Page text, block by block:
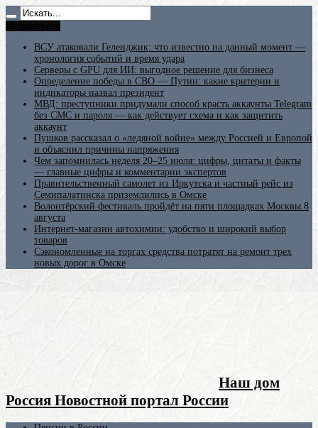
ВСУ атаковали Геленджик: что известно на данный момент —
хронология событий и время удара
Серверы с GPU для ИИ: выгодное решение для бизнеса
Определение победы в СВО — Путин: какие критерии и
индикаторы назвал президент
МВД: преступники придумали способ красть аккаунты Telegram
без СМС и пароля — как действует схема и как защитить
аккаунт
Пушков рассказал о «ледяной войне» между Россией и Европой
и объяснил причины напряжения
Чем запомнилась неделя 20–25 июля: цифры, цитаты и факты
— главные цифры и комментарии экспертов
Правительственный самолет из Иркутска и частный рейс из
Семипалатинска приземлились в Омске
Волонтёрский фестиваль пройдёт на пяти площадках Москвы 8
августа
Интернет-магазин автохимии: удобство и широкий выбор
товаров
Сэкономленные на торгах средства потратят на ремонт трех
новых дорог в Омске
Наш дом
Россия Новостной портал России